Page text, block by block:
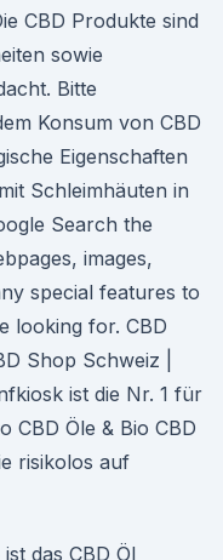
CBD Produkte sind
sowie
Bitte
Konsum von CBD
Eigenschaften
Schleimhäuten in
Search the
images,
special features to
looking for. CBD
Shop Schweiz |
ist die Nr. 1 für
CBD Öle & Bio CBD
risikolos auf
das CBD Öl